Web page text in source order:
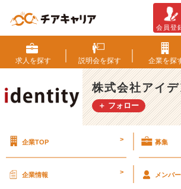
年
の
出
会
い
【株
ア
会員登
求人を探す 説明会を探す 企業を探
株式会社アイ
＋ フォロー
企業TOP > 募集
企業情報 > メンバー